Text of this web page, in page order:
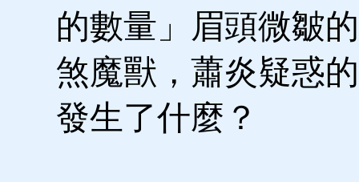
的數量」眉頭微皺
煞魔獸，蕭炎疑惑
發生了什麼？